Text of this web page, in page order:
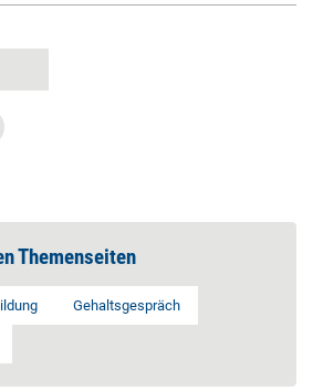
Themenseiten
Gehaltsgespräch